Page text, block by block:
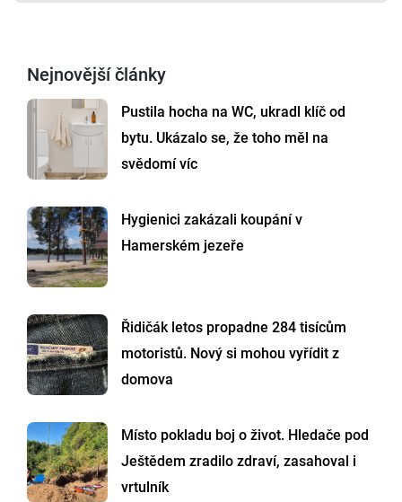
Nejnovější články
Pustila hocha na WC, ukradl klíč od
bytu. Ukázalo se, že toho měl na
svědomí víc
Hygienici zakázali koupání v
Hamerském jezeře
Řidičák letos propadne 284 tisícům
motoristů. Nový si mohou vyřídit z
domova
Místo pokladu boj o život. Hledače pod
Ještědem zradilo zdraví, zasahoval i
vrtulník